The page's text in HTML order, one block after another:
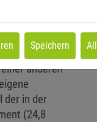
einem für
führt die
an, so die
(64,8
anderen
der in der
(24,8
Speichern